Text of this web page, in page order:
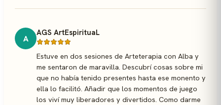
A
AGS ArtEspirituaL
Estuve en dos sesiones de Arteterapia con Alba y
me sentaron de maravilla. Descubrí cosas sobre mi
que no había tenido presentes hasta ese monento y
ella lo facilitó. Añadir que los momentos de juego
los viví muy liberadores y divertidos. Como darme